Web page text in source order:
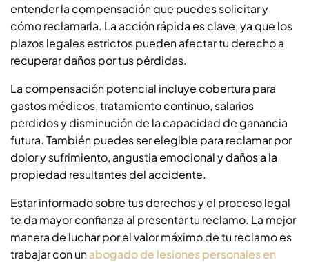
entender la compensación que puedes solicitar y
cómo reclamarla. La acción rápida es clave, ya que los
plazos legales estrictos pueden afectar tu derecho a
recuperar daños por tus pérdidas.
La compensación potencial incluye cobertura para
gastos médicos, tratamiento continuo, salarios
perdidos y disminución de la capacidad de ganancia
futura. También puedes ser elegible para reclamar por
dolor y sufrimiento, angustia emocional y daños a la
propiedad resultantes del accidente.
Estar informado sobre tus derechos y el proceso legal
te da mayor confianza al presentar tu reclamo. La mejor
manera de luchar por el valor máximo de tu reclamo es
trabajar con unabogado de lesiones personales en